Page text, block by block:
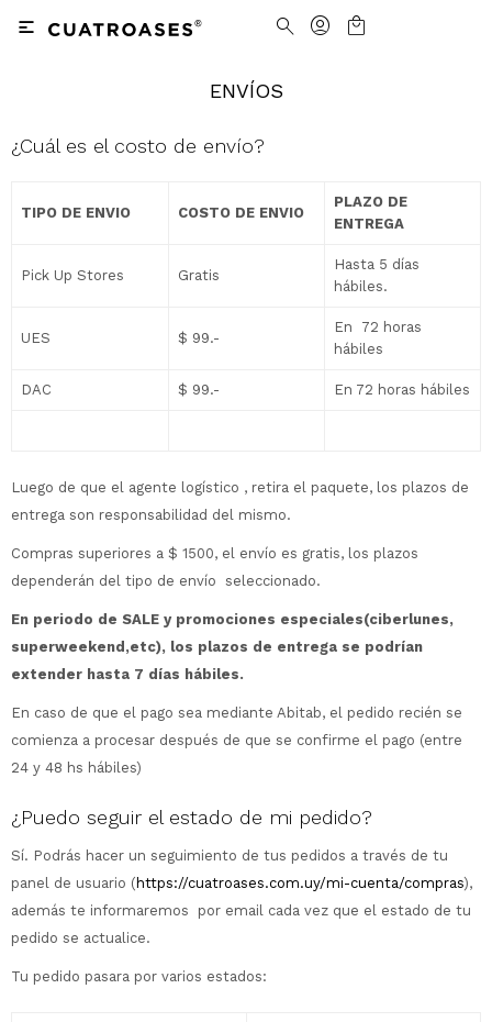

ENVÍOS
¿Cuál es el costo de envío?
TIPO DE ENVIO COSTO DE ENVIO
PLAZO DE
ENTREGA
Pick Up Stores Gratis
Hasta 5 días
hábiles.
UES $ 99.-
En 72 horas
hábiles
DAC $ 99.- En 72 horas hábiles
Luego de que el agente logístico , retira el paquete, los plazos de
entrega son responsabilidad del mismo.
Compras superiores a $ 1500, el envío es gratis, los plazos
dependerán del tipo de envío seleccionado.
En periodo de SALE y promociones especiales(ciberlunes,
superweekend,etc), los plazos de entrega se podrían
extender hasta 7 días hábiles.
En caso de que el pago sea mediante Abitab, el pedido recién se
comienza a procesar después de que se confirme el pago (entre
24 y 48 hs hábiles)
¿Puedo seguir el estado de mi pedido?
Sí. Podrás hacer un seguimiento de tus pedidos a través de tu
panel de usuario ( https://cuatroases.com.uy/mi-cuenta/compras),
además te informaremos por email cada vez que el estado de tu
pedido se actualice.
Tu pedido pasara por varios estados:
Sacos
Trajes
Abrigos
T-shirts y Tops
Ver todo
Nuestras tiendas
Trabaja con nosotros
Cómo Comprar
Términos y condiciones